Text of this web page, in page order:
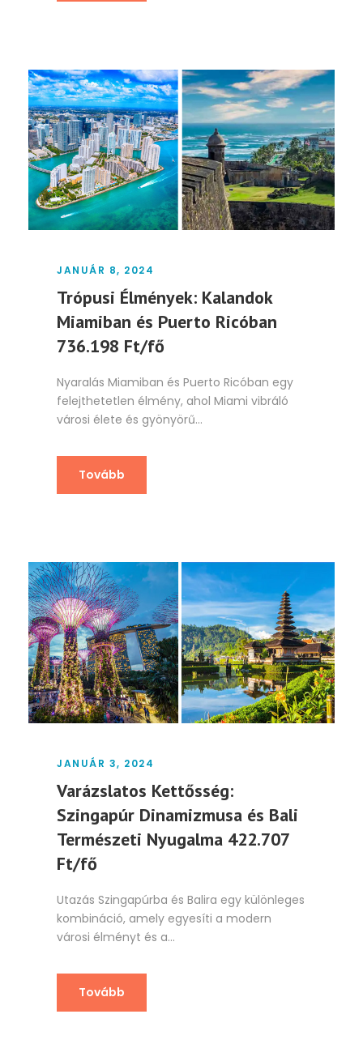
JANUÁR 8, 2024
Trópusi Élmények: Kalandok
Miamiban és Puerto Ricóban
736.198 Ft/fő
Nyaralás Miamiban és Puerto Ricóban egy
felejthetetlen élmény, ahol Miami vibráló
városi élete és gyönyörű...
Tovább
JANUÁR 3, 2024
Varázslatos Kettősség:
Szingapúr Dinamizmusa és Bali
Természeti Nyugalma 422.707
Ft/fő
Utazás Szingapúrba és Balira egy különleges
kombináció, amely egyesíti a modern
városi élményt és a...
Tovább